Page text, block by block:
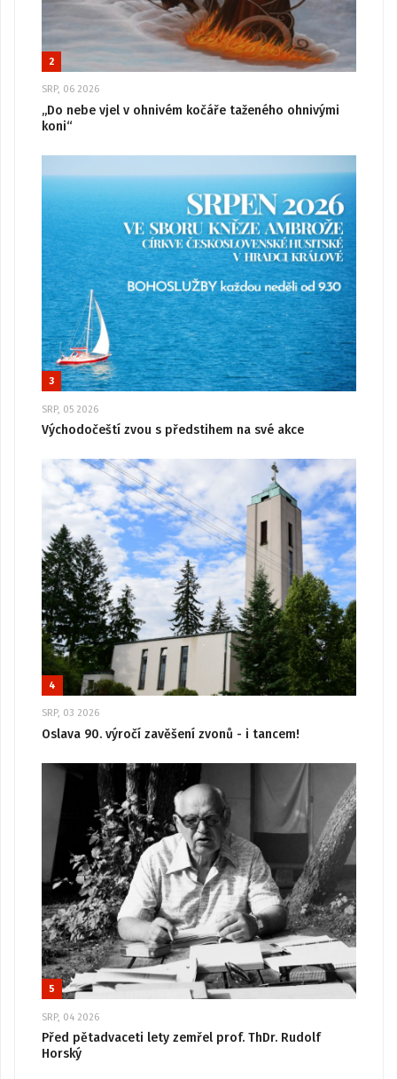
2
SRP, 06 2026
„Do nebe vjel v ohnivém kočáře taženého ohnivými
koni“
3
SRP, 05 2026
Východočeští zvou s předstihem na své akce
4
SRP, 03 2026
Oslava 90. výročí zavěšení zvonů - i tancem!
5
SRP, 04 2026
Před pětadvaceti lety zemřel prof. ThDr. Rudolf
Horský